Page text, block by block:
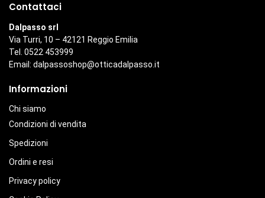
Contattaci
Dalpasso srl
Via Turri, 10 – 42121 Reggio Emilia
Tel. 0522 453999
Email: dalpassoshop@otticadalpasso.it
Informazioni
Chi siamo
Condizioni di vendita
Spedizioni
Ordini e resi
Privacy policy